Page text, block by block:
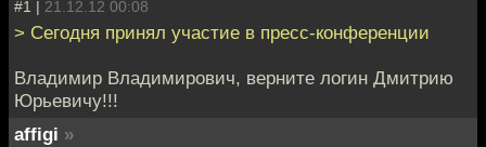
#1 | 21.12.12 00:08
> Сегодня принял участие в пресс-конференции
Владимир Владимирович, верните логин Дмитрию
Юрьевичу!!!
affigi »